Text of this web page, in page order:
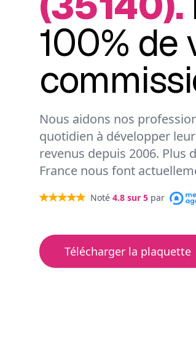
100% de
Nous aidons nos
quotidien à développer
revenus depuis 2006. Plus
France nous font
Noté 4.8 sur 5 par
Télécharger la plaquette